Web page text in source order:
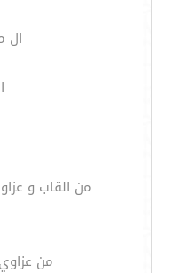
ال
من القاب و
من